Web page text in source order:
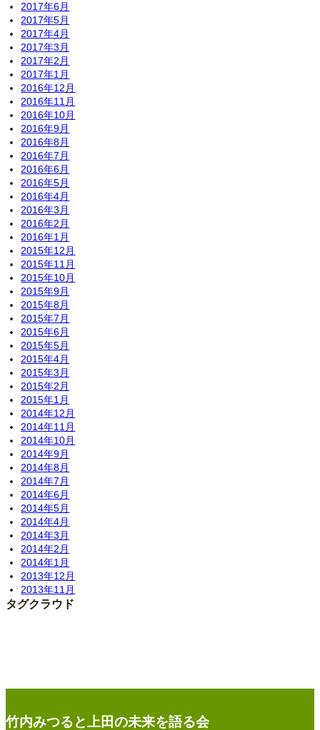
2017年6月
2017年5月
2017年4月
2017年3月
2017年2月
2017年1月
2016年12月
2016年11月
2016年10月
2016年9月
2016年8月
2016年7月
2016年6月
2016年5月
2016年4月
2016年3月
2016年2月
2016年1月
2015年12月
2015年11月
2015年10月
2015年9月
2015年8月
2015年7月
2015年6月
2015年5月
2015年4月
2015年3月
2015年2月
2015年1月
2014年12月
2014年11月
2014年10月
2014年9月
2014年8月
2014年7月
2014年6月
2014年5月
2014年4月
2014年3月
2014年2月
2014年1月
2013年12月
2013年11月
タグクラウド
竹内みつると上田の未来を語る会